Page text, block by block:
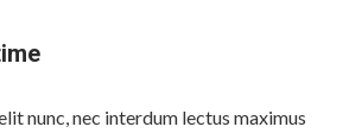
nunc, nec interdum lectus maximus